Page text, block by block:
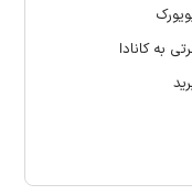
به کانادا